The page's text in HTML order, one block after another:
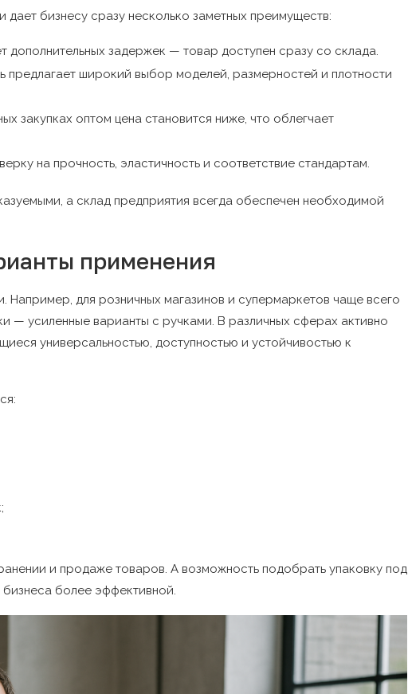
бизнесу сразу несколько заметных преимуществ:
дополнительных задержек — товар доступен сразу со склада.
предлагает широкий выбор моделей, размерностей и плотности
закупках оптом цена становится ниже, что облегчает
на прочность, эластичность и соответствие стандартам.
а склад предприятия всегда обеспечен необходимой
применения
Например, для розничных магазинов и супермаркетов чаще всего
— усиленные варианты с ручками. В различных сферах активно
универсальностью, доступностью и устойчивостью к
и продаже товаров. А возможность подобрать упаковку под
более эффективной.